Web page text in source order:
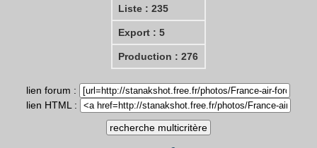
Liste : 235
Export : 5
Production : 276
lien forum :
lien HTML :